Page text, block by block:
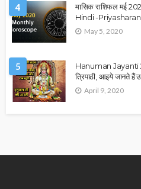
4
मासिक राशिफल मई
Hindi -
May 5, 2020
5
Hanuman Jayanti
त्रिपाठी, आइये जानते हैं
April 9, 2020